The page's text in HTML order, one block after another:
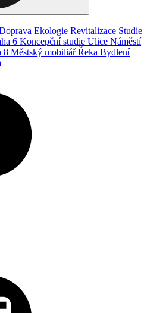
Ekologie Revitalizace Studie
6 Koncepční studie Ulice Náměstí
8 Městský mobiliářŘeka Bydlení